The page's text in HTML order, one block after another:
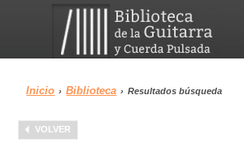
Menu
Inicio › Biblioteca › Resultados búsqueda
VOLVER